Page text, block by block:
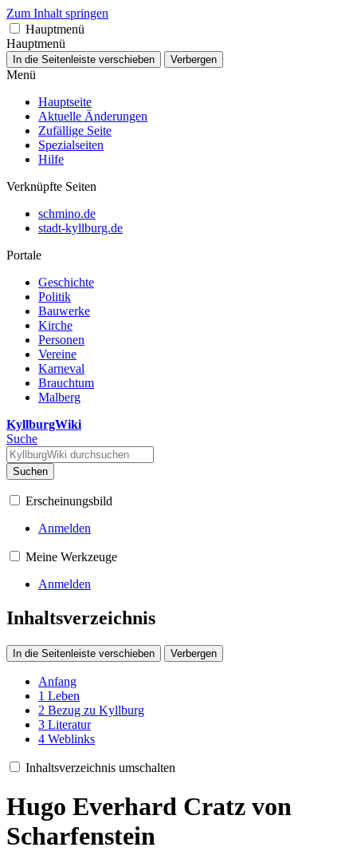
Zum Inhalt springen
Hauptmenü
Hauptmenü
In die Seitenleiste verschieben Verbergen
Menü
Hauptseite
Aktuelle Änderungen
Zufällige Seite
Spezialseiten
Hilfe
Verknüpfte Seiten
schmino.de
stadt-kyllburg.de
Portale
Geschichte
Politik
Bauwerke
Kirche
Personen
Vereine
Karneval
Brauchtum
Malberg
KyllburgWiki
Suche
Suchen
Erscheinungsbild
Anmelden
Meine Werkzeuge
Anmelden
Inhaltsverzeichnis
In die Seitenleiste verschieben Verbergen
Anfang
1 Leben
2 Bezug zu Kyllburg
3 Literatur
4 Weblinks
Inhaltsverzeichnis umschalten
Hugo Everhard Cratz von
Scharfenstein